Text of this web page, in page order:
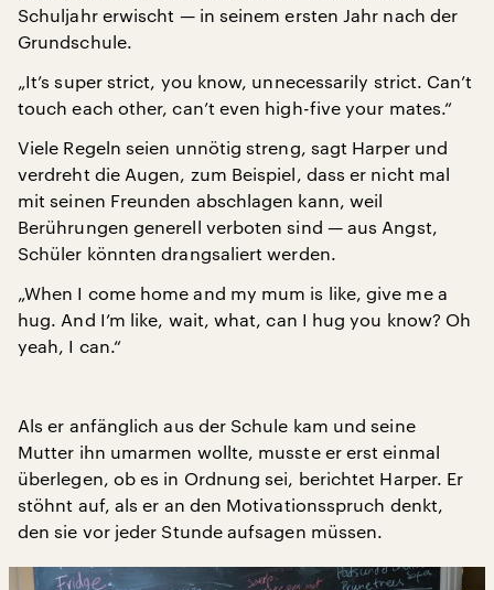
Schuljahr erwischt — in seinem ersten Jahr nach der
Grundschule.
„It’s super strict, you know, unnecessarily strict. Can’t
touch each other, can’t even high-five your mates.“
Viele Regeln seien unnötig streng, sagt Harper und
verdreht die Augen, zum Beispiel, dass er nicht mal
mit seinen Freunden abschlagen kann, weil
Berührungen generell verboten sind — aus Angst,
Schüler könnten drangsaliert werden.
„When I come home and my mum is like, give me a
hug. And I’m like, wait, what, can I hug you know? Oh
yeah, I can.“
Als er anfänglich aus der Schule kam und seine
Mutter ihn umarmen wollte, musste er erst einmal
überlegen, ob es in Ordnung sei, berichtet Harper. Er
stöhnt auf, als er an den Motivationsspruch denkt,
den sie vor jeder Stunde aufsagen müssen.